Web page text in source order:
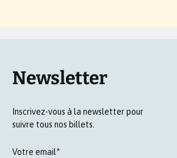
Newsletter
Inscrivez-vous à la newsletter pour
suivre tous nos billets.
Votre email*